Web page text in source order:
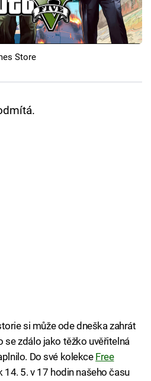
Store
si může ode dneška zahrát
se zdálo jako těžko uvěřitelná
Do své kolekce Free
14. 5. v 17 hodin našeho času